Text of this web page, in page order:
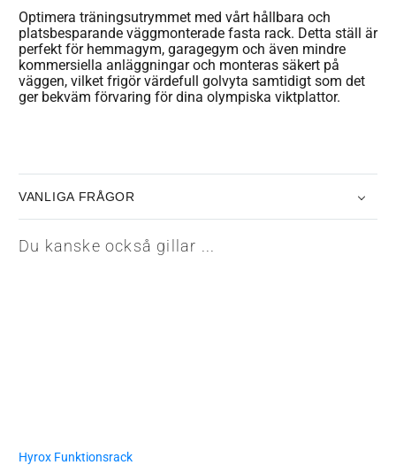
Optimera träningsutrymmet med vårt hållbara och
platsbesparande väggmonterade fasta rack. Detta ställ är
perfekt för hemmagym, garagegym och även mindre
kommersiella anläggningar och monteras säkert på
väggen, vilket frigör värdefull golvyta samtidigt som det
ger bekväm förvaring för dina olympiska viktplattor.
VANLIGA FRÅGOR
Du kanske också gillar ...
Hyrox Funktionsrack